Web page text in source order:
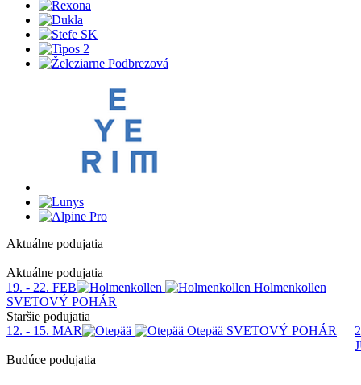
Aktuálne podujatia
Aktuálne podujatia
19. - 22. FEB
Holmenkollen
SVETOVÝ POHÁR
Staršie podujatia
12. - 15. MAR
Otepää SVETOVÝ POHÁR
Budúce podujatia